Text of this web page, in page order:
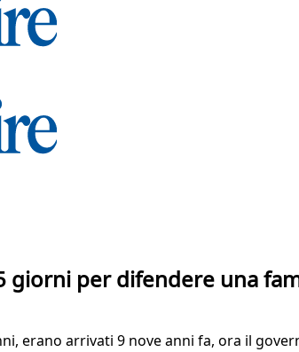
giorni per difendere una
erano arrivati 9 nove anni fa, ora il